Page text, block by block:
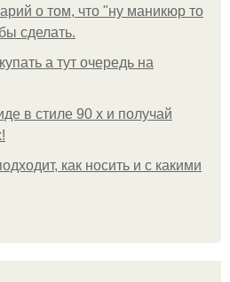
о том, что "ну маникюр то
сделать.
а тут очередь на
в стиле 90 х и получай
как носить и с какими